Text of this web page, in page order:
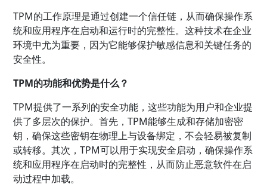
TPM的工作原理是通过创建一个信任链，从而确保操作系
统和应用程序在启动和运行时的完整性。这种技术在企业
环境中尤为重要，因为它能够保护敏感信息和关键任务的
安全性。
TPM的功能和优势是什么？
TPM提供了一系列的安全功能，这些功能为用户和企业提
供了多层次的保护。首先，TPM能够生成和存储加密密
钥，确保这些密钥在物理上与设备绑定，不会轻易被复制
或转移。其次，TPM可以用于实现安全启动，确保操作系
统和应用程序在启动时的完整性，从而防止恶意软件在启
动过程中加载。